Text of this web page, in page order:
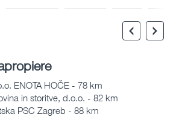
ENOTA HOČE - 78 km
in storitve, d.o.o. - 82 km
PSC Zagreb - 88 km